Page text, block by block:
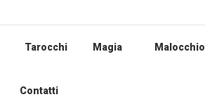
Tarocchi Magia Malocchio
Contatti